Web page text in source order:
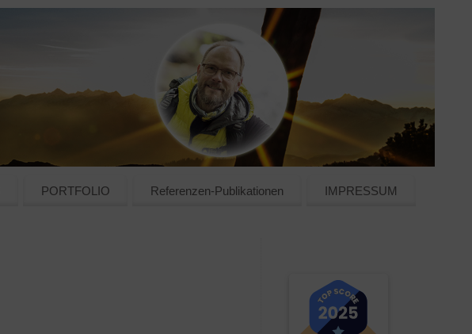
PORTFOLIO Referenzen-Publikationen IMPRESSUM